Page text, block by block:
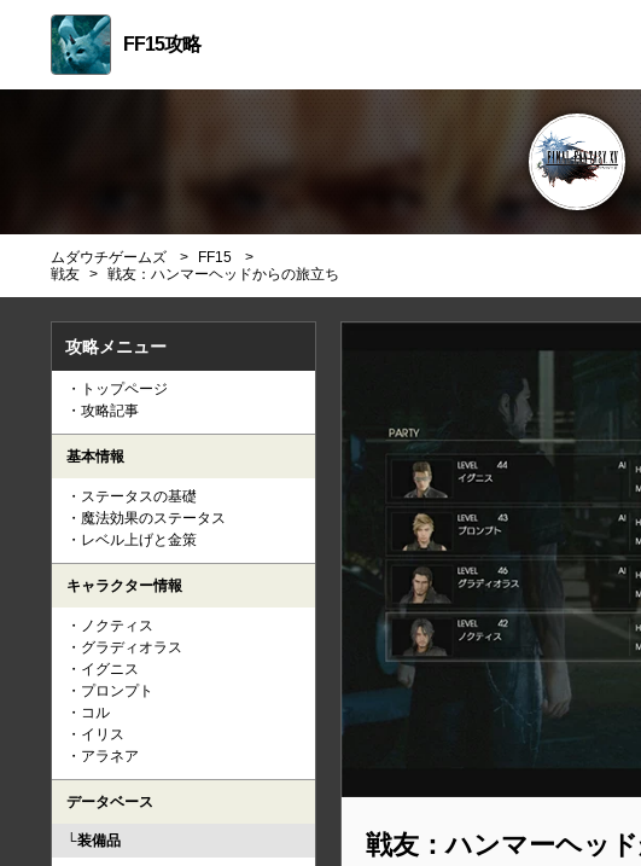
FF15攻略
ムダウチゲームズ
FF15
戦友
戦友：ハンマーヘッドからの旅立ち
戦友：ハンマーヘッ
攻略メニュー
トップページ
攻略記事
基本情報
ステータスの基礎
魔法効果のステータス
レベル上げと金策
キャラクター情報
ノクティス
グラディオラス
イグニス
プロンプト
コル
イリス
アラネア
データベース
装備品